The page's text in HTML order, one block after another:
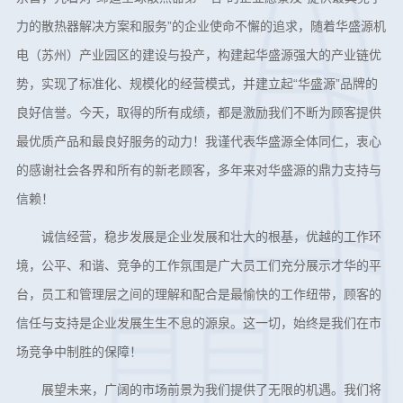
力的散热器解决方案和服务”的企业使命不懈的追求，随着华盛源机
电（苏州）产业园区的建设与投产，构建起华盛源强大的产业链优
势，实现了标准化、规模化的经营模式，并建立起“华盛源”品牌的
良好信誉。今天，取得的所有成绩，都是激励我们不断为顾客提供
最优质产品和最良好服务的动力！我谨代表华盛源全体同仁，衷心
的感谢社会各界和所有的新老顾客，多年来对华盛源的鼎力支持与
信赖！
诚信经营，稳步发展是企业发展和壮大的根基，优越的工作环
境，公平、和谐、竞争的工作氛围是广大员工们充分展示才华的平
台，员工和管理层之间的理解和配合是最愉快的工作纽带，顾客的
信任与支持是企业发展生生不息的源泉。这一切，始终是我们在市
场竞争中制胜的保障！
展望未来，广阔的市场前景为我们提供了无限的机遇。我们将